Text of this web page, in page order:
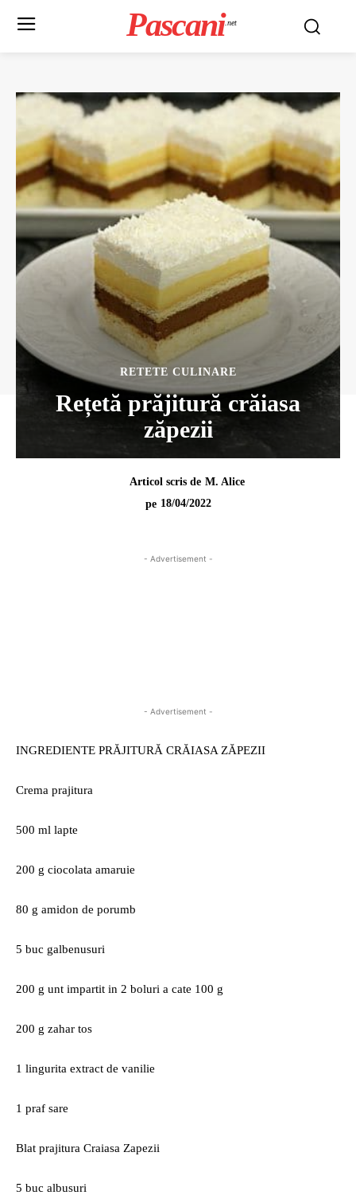
Pascani .net
RETETE CULINARE
Rețetă prăjitură crăiasa
zăpezii
Articol scris de M. Alice
pe 18/04/2022
- Advertisement -
- Advertisement -
INGREDIENTE PRĂJITURĂ CRĂIASA ZĂPEZII
Crema prajitura
500 ml lapte
200 g ciocolata amaruie
80 g amidon de porumb
5 buc galbenusuri
200 g unt impartit in 2 boluri a cate 100 g
200 g zahar tos
1 lingurita extract de vanilie
1 praf sare
Blat prajitura Craiasa Zapezii
5 buc albusuri